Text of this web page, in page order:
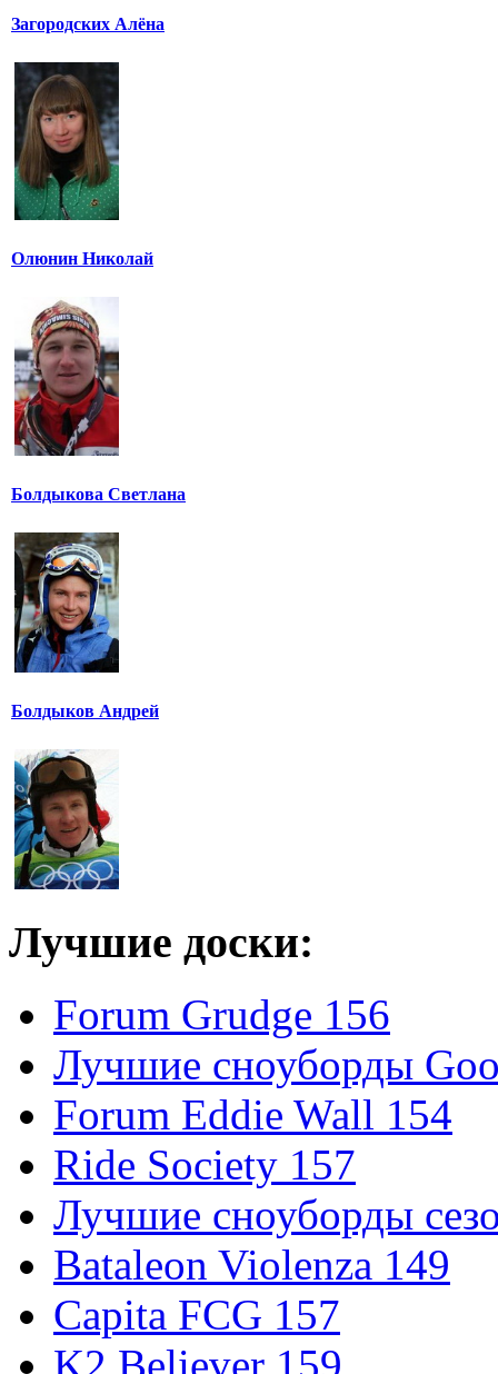
Загородских Алёна
Олюнин Николай
Болдыкова Светлана
Болдыков Андрей
Лучшие доски:
Forum Grudge 156
Лучшие сноуборды
Forum Eddie Wall 154
Ride Society 157
Лучшие сноуборды
Bataleon Violenza 149
Capita FCG 157
K2 Believer 159